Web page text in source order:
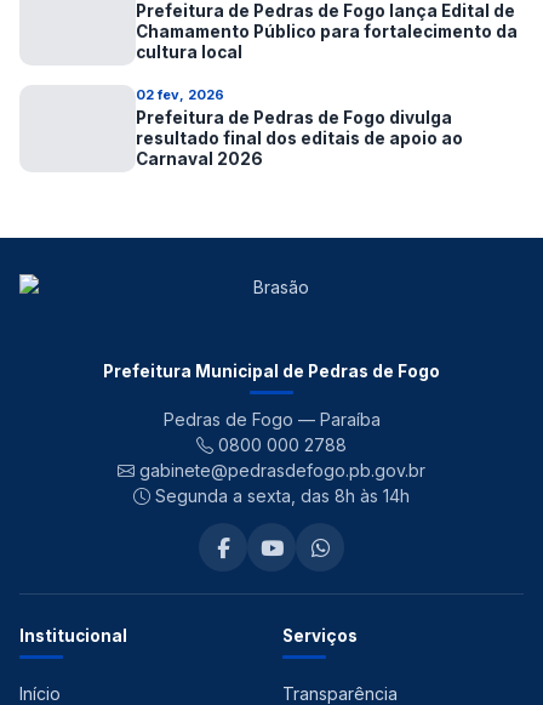
Prefeitura de Pedras de Fogo lança Edital de
Chamamento Público para fortalecimento da
cultura local
02 fev, 2026
Prefeitura de Pedras de Fogo divulga
resultado final dos editais de apoio ao
Carnaval 2026
Prefeitura Municipal de Pedras de Fogo
Pedras de Fogo — Paraíba
0800 000 2788
gabinete@pedrasdefogo.pb.gov.br
Segunda a sexta, das 8h às 14h
Institucional
Início
Serviços
Transparência